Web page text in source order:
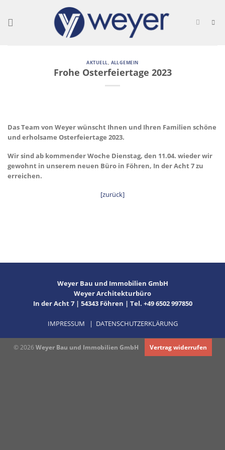
content
AKTUELL, ALLGEMEIN
Frohe Osterfeiertage 2023
Das Team von Weyer wünscht Ihnen und Ihren Familien schöne
und erholsame Osterfeiertage 2023.
Wir sind ab kommender Woche Dienstag, den 11.04. wieder wir
gewohnt in unserem neuen Büro in Föhren, In der Acht 7 zu
erreichen.
[zurück]
Weyer Bau und Immobilien GmbH
Weyer Architekturbüro
In der Acht 7 | 54343 Föhren | Tel. +49 6502 997850
IMPRESSUM | DATENSCHUTZERKLÄRUNG
© 2026 Weyer Bau und Immobilien GmbH Vertrag widerrufen